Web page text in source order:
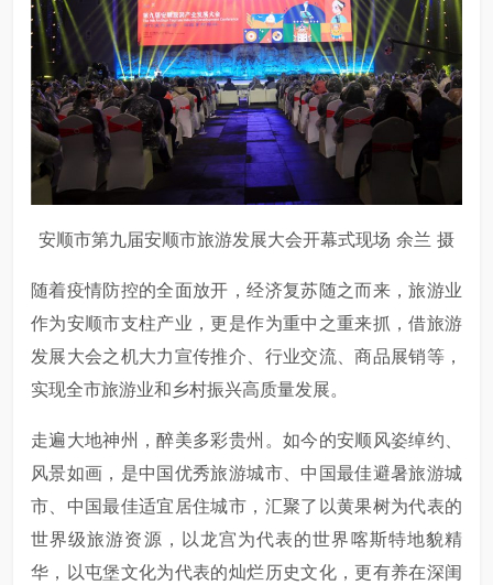
安顺市第九届安顺市旅游发展大会开幕式现场 余兰 摄
随着疫情防控的全面放开，经济复苏随之而来，旅游业
作为安顺市支柱产业，更是作为重中之重来抓，借旅游
发展大会之机大力宣传推介、行业交流、商品展销等，
实现全市旅游业和乡村振兴高质量发展。
走遍大地神州，醉美多彩贵州。如今的安顺风姿绰约、
风景如画，是中国优秀旅游城市、中国最佳避暑旅游城
市、中国最佳适宜居住城市，汇聚了以黄果树为代表的
世界级旅游资源，以龙宫为代表的世界喀斯特地貌精
华，以屯堡文化为代表的灿烂历史文化，更有养在深闺